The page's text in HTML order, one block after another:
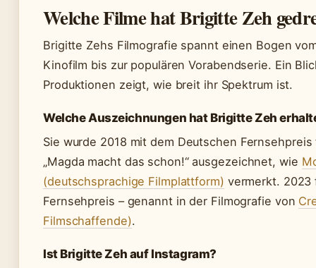
Welche Filme hat Brigitte Zeh
Brigitte Zehs Filmografie spannt einen Bogen
Kinofilm bis zur populären Vorabendserie. Ein
Produktionen zeigt, wie breit ihr Spektrum ist.
Welche Auszeichnungen hat Brigitte Zeh
Sie wurde 2018 mit dem Deutschen
„Magda macht das schon!“ ausgezeichnet, wie
(deutschsprachige Filmplattform) vermerkt. 2023
Fernsehpreis – genannt in der Filmografie von
Filmschaffende).
Ist Brigitte Zeh auf Instagram?